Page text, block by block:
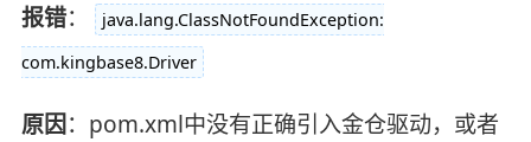
报错：
java.lang.ClassNotFoundException:
com.kingbase8.Driver
原因：pom.xml中没有正确引入金仓驱动，或者